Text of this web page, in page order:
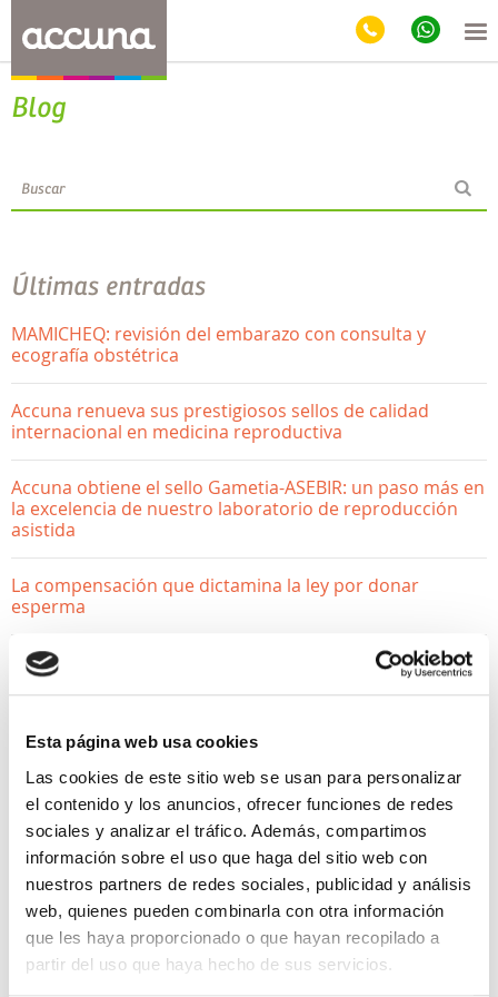
Esta página web usa cookies
Las cookies de este sitio web se usan para personalizar
el contenido y los anuncios, ofrecer funciones de redes
sociales y analizar el tráfico. Además, compartimos
información sobre el uso que haga del sitio web con
nuestros partners de redes sociales, publicidad y análisis
web, quienes pueden combinarla con otra información
que les haya proporcionado o que hayan recopilado a
partir del uso que haya hecho de sus servicios.
Blog
Últimas entradas
MAMICHEQ: revisión del embarazo con consulta y
ecografía obstétrica
Accuna renueva sus prestigiosos sellos de calidad
internacional en medicina reproductiva
Accuna obtiene el sello Gametia-ASEBIR: un paso más en
la excelencia de nuestro laboratorio de reproducción
asistida
La compensación que dictamina la ley por donar
esperma
¿Donar óvulos afecta a mi fertilidad? Desmontamos los
mitos
QUIERO SER MAMÁ